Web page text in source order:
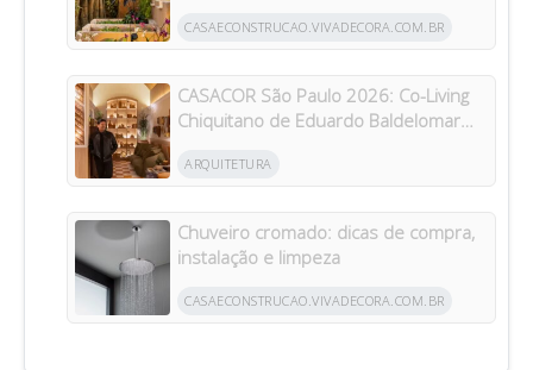
CASAECONSTRUCAO.VIVADECORA.COM.BR
CASACOR São Paulo 2026: Co-Living
Chiquitano de Eduardo Baldelomar
ARQUITETURA
Chuveiro cromado: dicas de compra,
instalação e limpeza
CASAECONSTRUCAO.VIVADECORA.COM.BR